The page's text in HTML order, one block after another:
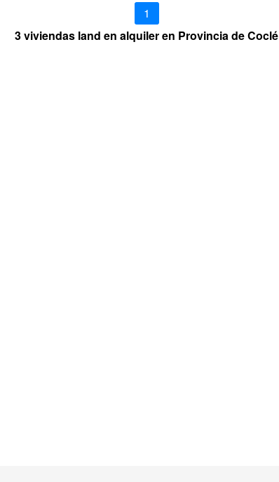
1
3 viviendas land en alquiler en Provincia de Coclé